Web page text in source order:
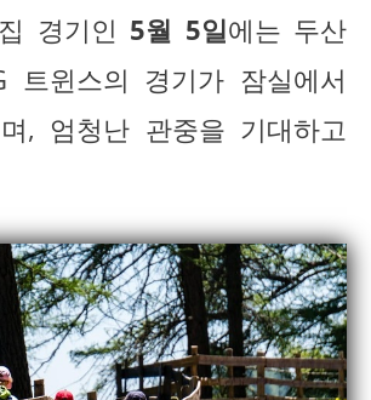
경기인 5월 5일에는 두산
트윈스의 경기가 잠실에서
, 엄청난 관중을 기대하고